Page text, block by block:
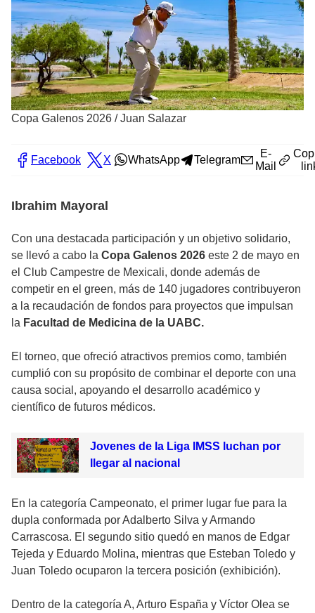
Copa Galenos 2026 /Juan Salazar
Facebook X WhatsApp Telegram
E-
Mail
Ibrahim Mayoral
Con una destacada participación y un objetivo solidario,
se llevó a cabo la Copa Galenos 2026 este 2 de mayo en
el Club Campestre de Mexicali, donde además de
competir en el green, más de 140 jugadores contribuyeron
a la recaudación de fondos para proyectos que impulsan
la Facultad de Medicina de la UABC.
El torneo, que ofreció atractivos premios como, también
cumplió con su propósito de combinar el deporte con una
causa social, apoyando el desarrollo académico y
científico de futuros médicos.
Jovenes de la Liga IMSS luchan por
llegar al nacional
En la categoría Campeonato, el primer lugar fue para la
dupla conformada por Adalberto Silva y Armando
Carrascosa. El segundo sitio quedó en manos de Edgar
Tejeda y Eduardo Molina, mientras que Esteban Toledo y
Juan Toledo ocuparon la tercera posición (exhibición).
Dentro de la categoría A, Arturo España y Víctor Olea se